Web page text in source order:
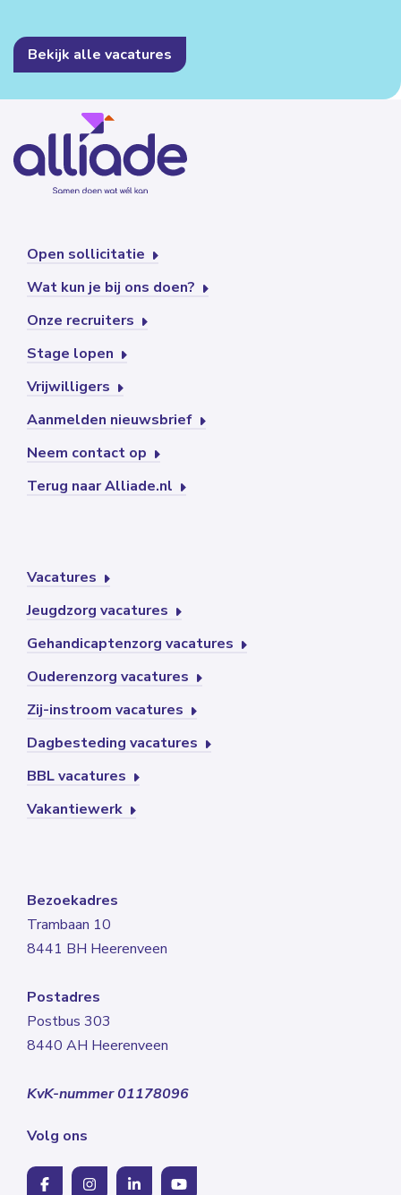
Bekijk alle vacatures
Open sollicitatie
Wat kun je bij ons doen?
Onze recruiters
Stage lopen
Vrijwilligers
Aanmelden nieuwsbrief
Neem contact op
Terug naar Alliade.nl
Vacatures
Jeugdzorg vacatures
Gehandicaptenzorg vacatures
Ouderenzorg vacatures
Zij-instroom vacatures
Dagbesteding vacatures
BBL vacatures
Vakantiewerk
Bezoekadres
Trambaan 10
8441 BH Heerenveen
Postadres
Postbus 303
8440 AH Heerenveen
KvK-nummer 01178096
Volg ons